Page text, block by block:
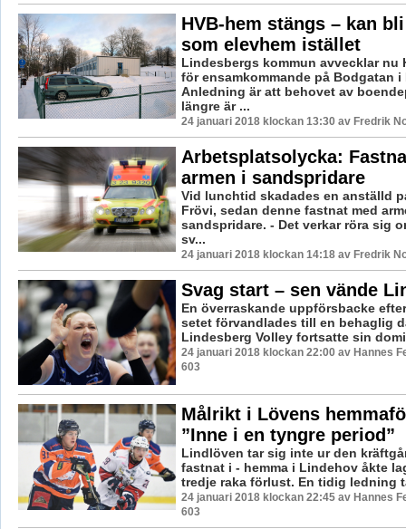
HVB-hem stängs – kan
som elevhem istället
Lindesbergs kommun avvecklar nu
för ensamkommande på Bodgatan
Anledning är att behovet av
längre är ...
24 januari 2018 klockan 13:30 av Fredrik
Arbetsplatsolycka:
armen i sandspridare
Vid lunchtid skadades en anställd
Frövi, sedan denne fastnat med
sandspridare. - Det verkar röra sig
sv...
24 januari 2018 klockan 14:18 av Fredrik
Svag start – sen vände
En överraskande uppförsbacke
setet förvandlades till en behaglig
Lindesberg Volley fortsatte sin
24 januari 2018 klockan 22:00 av Hannes
603
Målrikt i Lövens
”Inne i en tyngre period”
Lindlöven tar sig inte ur den
fastnat i - hemma i Lindehov åkte
tredje raka förlust. En tidig ledning
24 januari 2018 klockan 22:45 av Hannes
603